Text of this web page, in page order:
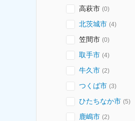
高萩市 (0)
北茨城市 (4)
笠間市 (0)
取手市 (4)
牛久市 (2)
つくば市 (3)
ひたちなか市 (5)
鹿嶋市 (2)